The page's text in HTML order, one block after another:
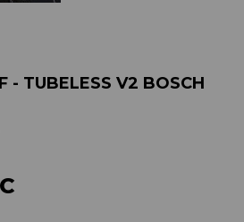
- TUBELESS V2 BOSCH